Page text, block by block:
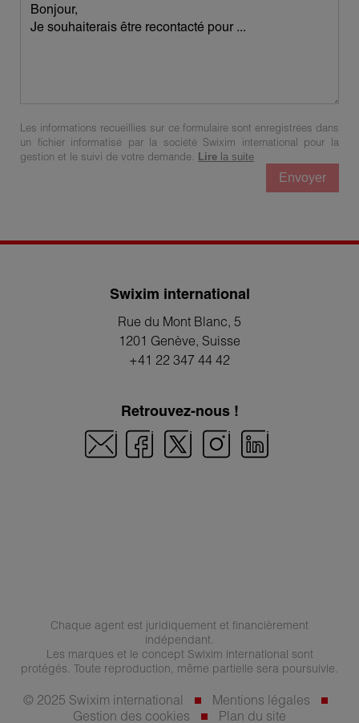
Les informations recueillies sur ce formulaire sont enregistrées dans
un fichier informatisé par la société Swixim international pour la
gestion et le suivi de votre demande.
Lire la suite
Envoyer
Swixim international
Rue du Mont Blanc, 5
1201 Genève, Suisse
+41 22 347 44 42
Retrouvez-nous !
Chaque agent est juridiquement et financièrement
indépendant.
Les marques et le concept Swixim international sont
protégés. Toute reproduction, même partielle sera poursuivie.
© 2025 Swixim international
Mentions légales
Gestion des cookies
Plan du site